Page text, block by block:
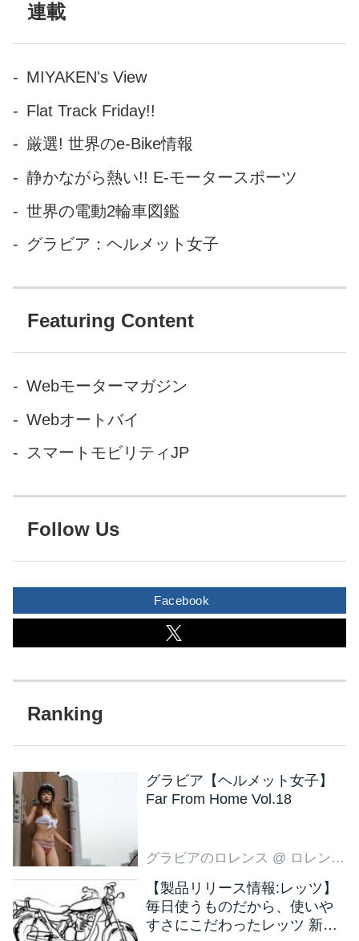
連載
MIYAKEN's View
Flat Track Friday!!
厳選! 世界のe-Bike情報
静かながら熱い!! E-モータースポーツ
世界の電動2輪車図鑑
グラビア：ヘルメット女子
Featuring Content
Webモーターマガジン
Webオートバイ
スマートモビリティJP
Follow Us
Facebook
グラビア【ヘルメット女子】
Far From Home Vol.18
グラビアのロレンス @ ロレンス編集部
【製品リリース情報:レッツ】
毎日使うものだから、使いや
すさにこだわったレッツ 新色